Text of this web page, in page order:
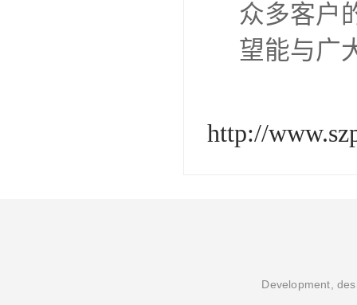
众多客户
望能与广
http://
Development,